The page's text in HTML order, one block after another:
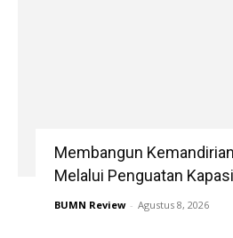
Membangun
Melalui Penguatan
BUMN Review - Agustus 8, 2026